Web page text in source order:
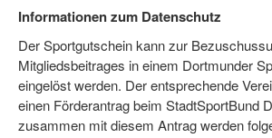
Informationen zum Datenschutz
Der Sportgutschein kann zur
Mitgliedsbeitrages in einem Dortmunder
eingelöst werden. Der entsprechende
einen Förderantrag beim StadtSportBund
zusammen mit diesem Antrag werden